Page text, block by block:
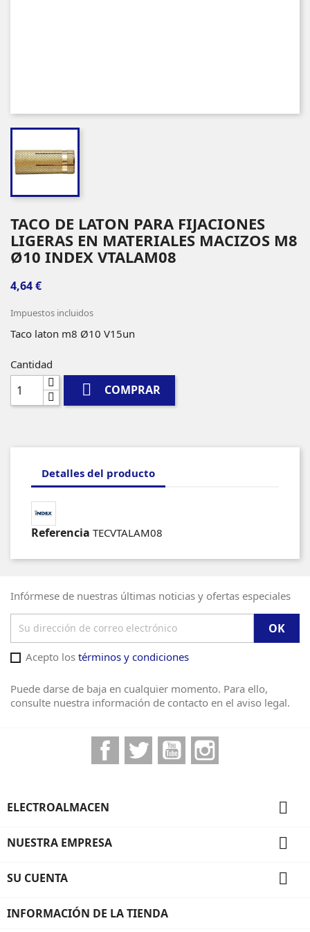
TACO DE LATON PARA FIJACIONES
LIGERAS EN MATERIALES MACIZOS M8
Ø10 INDEX VTALAM08
4,64 €
Impuestos incluidos
Taco laton m8 Ø10 V15un
Cantidad
 COMPRAR
Detalles del producto
Referencia TECVTALAM08
Infórmese de nuestras últimas noticias y ofertas especiales
Acepto los términos y condiciones
Puede darse de baja en cualquier momento. Para ello,
consulte nuestra información de contacto en el aviso legal.
FacebookTwitter YouTube
ELECTROALMACEN 
NUESTRA EMPRESA 
SU CUENTA 
INFORMACIÓN DE LA TIENDA